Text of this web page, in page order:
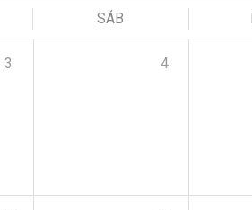
SÁB
3 4